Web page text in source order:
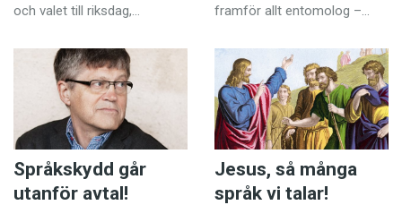
och valet till riksdag,…
framför allt entomolog –…
Språkskydd går
utanför avtal!
Jesus, så många
språk vi talar!